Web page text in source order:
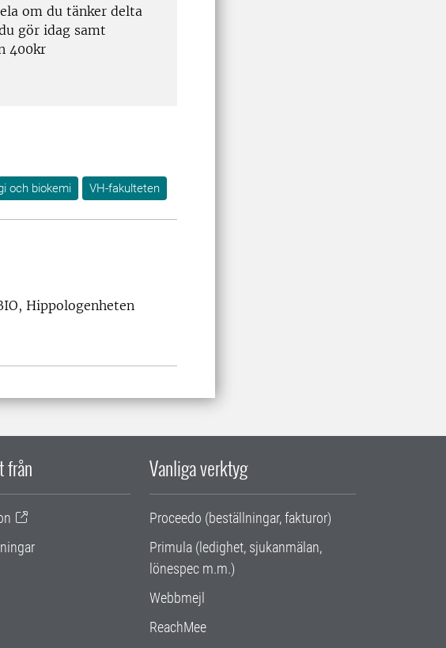
om du tänker delta
gör idag samt
400kr
och biokemi VH-fakulteten
Hippologenheten
från Vanliga verktyg
Proceedo (beställningar, fakturor)
Primula (ledighet, sjukanmälan,
lönespec m.m.)
Webbmejl
ReachMee